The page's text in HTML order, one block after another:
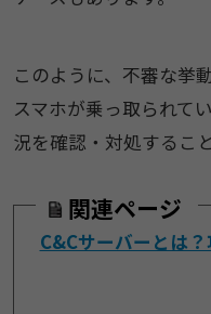
このように、不審な挙
スマホが乗っ取られて
況を確認・対処するこ
関連ページ
C&Cサーバーとは